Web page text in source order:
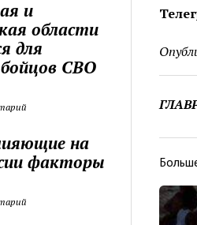
и
области
для
СВО
на
факторы